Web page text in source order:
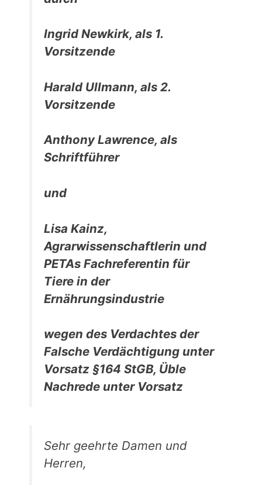
Ingrid Newkirk, als 1.
Vorsitzende
Harald Ullmann, als 2.
Vorsitzende
Anthony Lawrence, als
Schriftführer
und
Lisa Kainz,
Agrarwissenschaftlerin und
PETAs Fachreferentin für
Tiere in der
Ernährungsindustrie
wegen des Verdachtes der
Falsche Verdächtigung unter
Vorsatz §164 StGB, Üble
Nachrede unter Vorsatz
Sehr geehrte Damen und
Herren,